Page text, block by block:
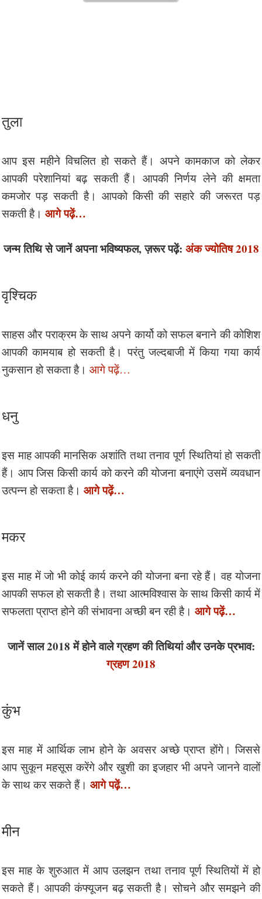
तुला
आप इस महीने विचलित हो सकते हैं। अपने कामकाज को लेकर
आपकी परेशानियां बढ़ सकती हैं। आपकी निर्णय लेने की क्षमता
कमजोर पड़ सकती है। आपको किसी की सहारे की जरूरत पड़
सकती है। आगे पढ़ें…
जन्म तिथि से जानें अपना भविष्यफल, ज़रूर पढ़ें: अंक ज्योतिष 2018
वृश्चिक
साहस और पराक्रम के साथ अपने कार्यो को सफल बनाने की कोशिश
आपकी कामयाब हो सकती है। परंतु जल्दबाजी में किया गया कार्य
नुकसान हो सकता है। आगे पढ़ें…
धनु
इस माह आपकी मानसिक अशांति तथा तनाव पूर्ण स्थितियां हो सकती
हैं। आप जिस किसी कार्य को करने की योजना बनाएंगे उसमें व्यवधान
उत्पन्न हो सकता है। आगे पढ़ें…
मकर
इस माह में जो भी कोई कार्य करने की योजना बना रहे हैं। वह योजना
आपकी सफल हो सकती है। तथा आत्मविश्वास के साथ किसी कार्य में
सफलता प्राप्त होने की संभावना अच्छी बन रही है। आगे पढ़ें…
जानें साल 2018 में होने वाले ग्रहण की तिथियां और उनके प्रभाव:
ग्रहण 2018
कुंभ
इस माह में आर्थिक लाभ होने के अवसर अच्छे प्राप्त होंगे। जिससे
आप सुकून महसूस करेंगे और खुशी का इजहार भी अपने जानने वालों
के साथ कर सकते हैं। आगे पढ़ें…
मीन
इस माह के शुरुआत में आप उलझन तथा तनाव पूर्ण स्थितियों में हो
सकते हैं। आपकी कंफ्यूजन बढ़ सकती है। सोचने और समझने की